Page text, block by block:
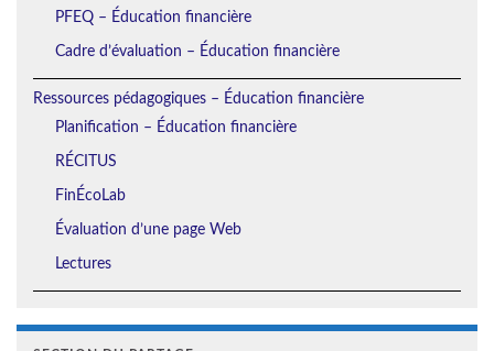
PFEQ – Éducation financière
Cadre d’évaluation – Éducation financière
Ressources pédagogiques – Éducation financière
Planification – Éducation financière
RÉCITUS
FinÉcoLab
Évaluation d’une page Web
Lectures